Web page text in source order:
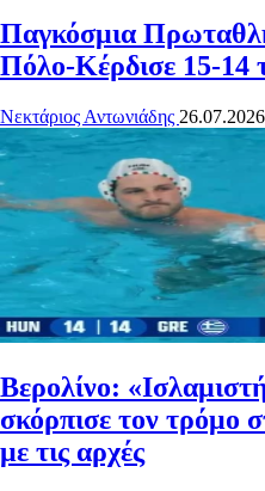
Παγκόσμια
Πόλο-Κέρδισε 15-14
Νεκτάριος Αντωνιάδης 26.07.2026
Βερολίνο:
σκόρπισε τον τρόμο
με τις αρχές